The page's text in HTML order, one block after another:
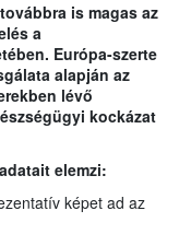
is magas az
a
Európa-szerte
alapján az
lévő
kockázat
elemzi:
képet ad az